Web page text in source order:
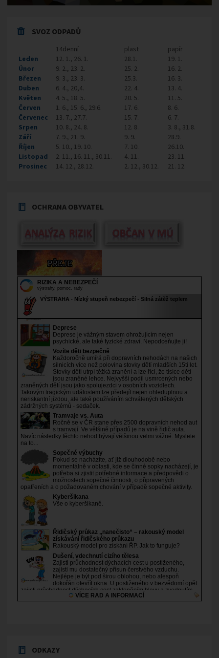
SVOZ ODPADŮ
14denní plast
papír
Leden
12. 1., 26. 1. 28.1.
19. 1.
Únor
9. 2., 23. 2. 25. 2.
16. 2.
Březen
9. 3., 23. 3. 25.3.
16. 3.
Duben
6. 4., 20,4. 22. 4.
13. 4.
Květen
4. 5., 18. 5. 20. 5.
11. 5.
Červen
1. 6., 15. 6., 29.6. 17. 6.
8. 6.
Červenec
13. 7., 27.7. 15. 7.
6. 7.
Srpen
10. 8., 24. 8. 12. 8.
3. 8., 31.8.
Září
7. 9., 21. 9. 9. 9.
28.9.
Říjen
5. 10., 19. 10. 7. 10.
26.10.
Listopad
2. 11., 16. 11., 30.11. 4. 11.
23. 11.
Prosinec
14. 12., 28.12. 2. 12., 30.12. 21. 12.
OCHRANA OBYVATEL
ODKAZY